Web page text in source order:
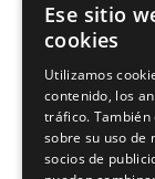
creo que
tiempo. Ana y
posición de
sobresaliente,
Ese sitio
cookies
Utilizamos
contenido, los
tráfico.
sobre su uso de
socios de